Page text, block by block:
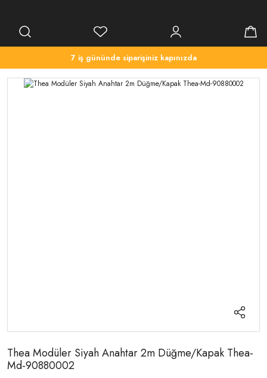
7 iş gününde siparişiniz kapınızda
Thea Modüler Siyah Anahtar 2m Düğme/Kapak Thea-
Md-90880002